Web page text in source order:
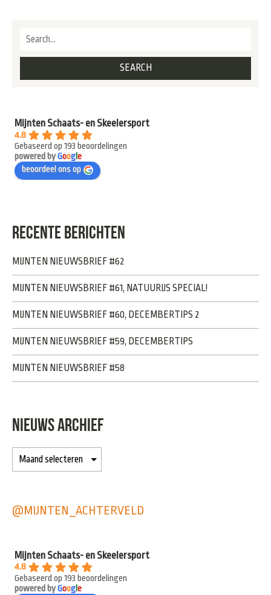
Mijnten Schaats- en Skeelersport
4.8
Gebaseerd op 193 beoordelingen
powered byGoogle
beoordeel ons op
RECENTE BERICHTEN
MIJNTEN NIEUWSBRIEF #62
MIJNTEN NIEUWSBRIEF #61, NATUURIJS SPECIAL!
MIJNTEN NIEUWSBRIEF #60, DECEMBERTIPS 2
MIJNTEN NIEUWSBRIEF #59, DECEMBERTIPS
MIJNTEN NIEUWSBRIEF #58
NIEUWS ARCHIEF
@MIJNTEN_ACHTERVELD
Mijnten Schaats- en Skeelersport
4.8
Gebaseerd op 193 beoordelingen
powered byGooge